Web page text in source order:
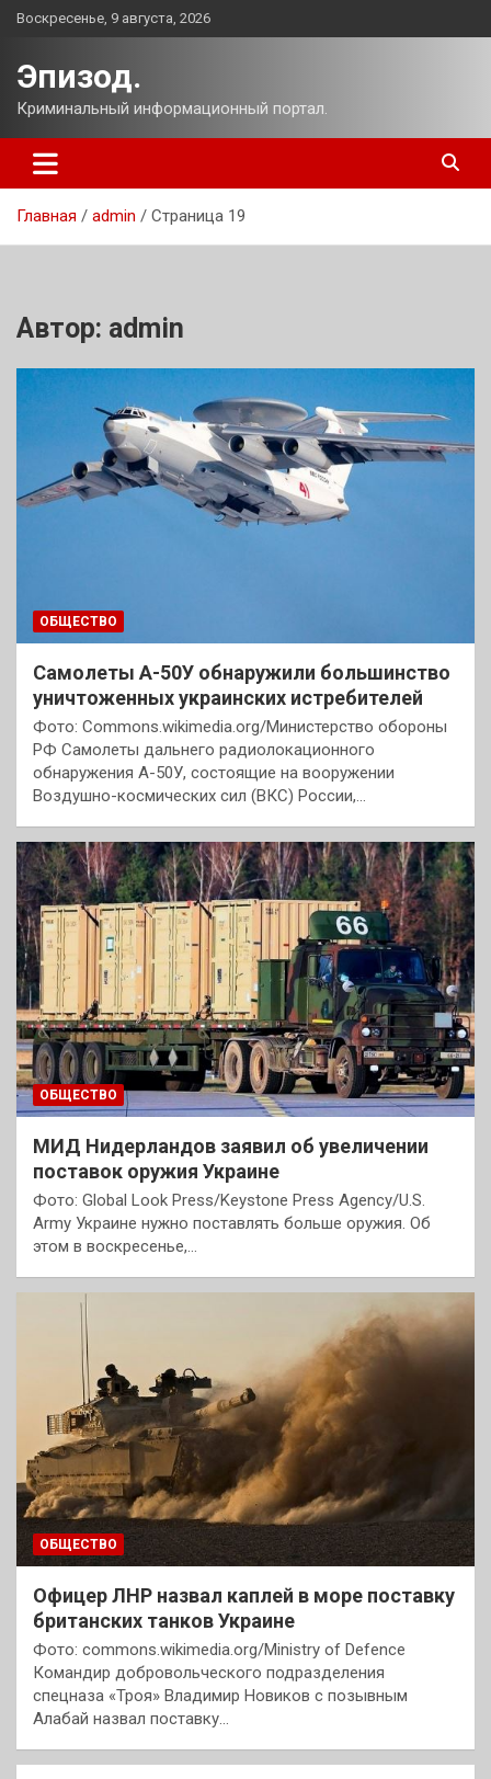
Перейти
Воскресенье, 9 августа, 2026
Эпизод.
Криминальный информационный портал.
Главная admin Страница 19
Автор: admin
ОБЩЕСТВО
Самолеты А-50У обнаружили большинство
уничтоженных украинских истребителей
Фото: Commons.wikimedia.org/Министерство обороны
РФ Самолеты дальнего радиолокационного
обнаружения А-50У, состоящие на вооружении
Воздушно-космических сил (ВКС) России,…
ОБЩЕСТВО
МИД Нидерландов заявил об увеличении
поставок оружия Украине
Фото: Global Look Press/Keystone Press Agency/U.S.
Army Украине нужно поставлять больше оружия. Об
этом в воскресенье,…
ОБЩЕСТВО
Офицер ЛНР назвал каплей в море поставку
британских танков Украине
Фото: commons.wikimedia.org/Ministry of Defence
Командир добровольческого подразделения
спецназа «Троя» Владимир Новиков с позывным
Алабай назвал поставку…